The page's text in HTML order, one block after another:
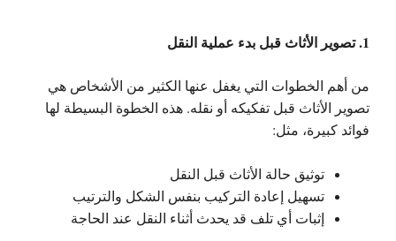
1. تصوير الأثاث قبل بدء عملية النقل
من أهم الخطوات التي يغفل عنها الكثير من الأشخاص هي
تصوير الأثاث قبل تفكيكه أو نقله. هذه الخطوة البسيطة لها
فوائد كبيرة، مثل:
توثيق حالة الأثاث قبل النقل
تسهيل إعادة التركيب بنفس الشكل والترتيب
إثبات أي تلف قد يحدث أثناء النقل عند الحاجة